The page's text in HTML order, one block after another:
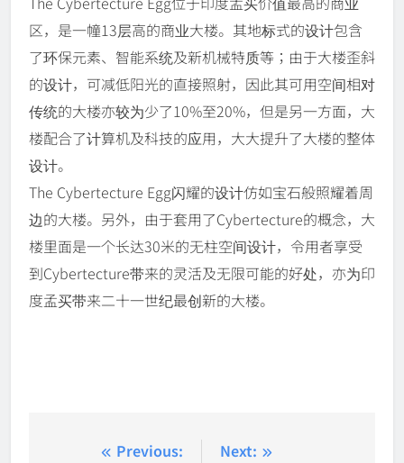
区，是一幢13层高的商业大楼。其地标式的设计包含
了环保元素、智能系统及新机械特质等；由于大楼歪斜
的设计，可减低阳光的直接照射，因此其可用空间相对
传统的大楼亦较为少了10%至20%，但是另一方面，大
楼配合了计算机及科技的应用，大大提升了大楼的整体
设计。
The Cybertecture Egg闪耀的设计仿如宝石般照耀着周
边的大楼。另外，由于套用了Cybertecture的概念，大
楼里面是一个长达30米的无柱空间设计，令用者享受
到Cybertecture带来的灵活及无限可能的好处，亦为印
度孟买带来二十一世纪最创新的大楼。
Previous:
Next: